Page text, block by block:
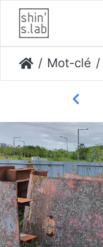
Mot-clé